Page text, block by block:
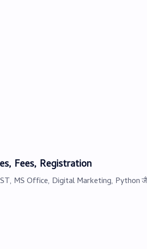
Fees, Registration
MS Office, Digital Marketing, Python जैसे